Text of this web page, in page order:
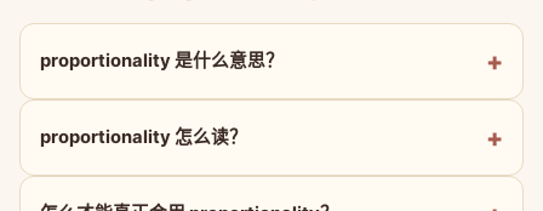
proportionality 是什么意思？
proportionality 怎么读？